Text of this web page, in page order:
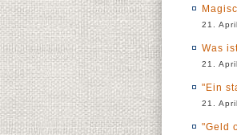
21.
Was
21.
"Ein
21.
"Geld